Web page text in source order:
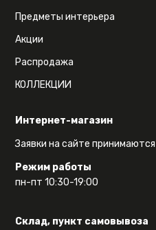
Интернет-магазин
Заявки на сайте
Режим работы
пн-пт 10:30-19:00
Склад, пункт самовывоза
Предметы интерьера
Акции
Распродажа
КОЛЛЕКЦИИ